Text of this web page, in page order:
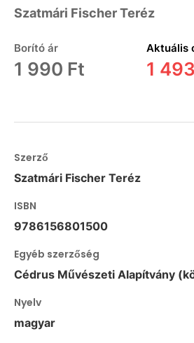
Szatmári Fischer Teréz
Borító ár
1 990 Ft
Aktuális
1
Szerző
Szatmári Fischer Teréz
ISBN
9786156801500
Egyéb szerzőség
Cédrus Művészeti Alapítvány
Nyelv
magyar